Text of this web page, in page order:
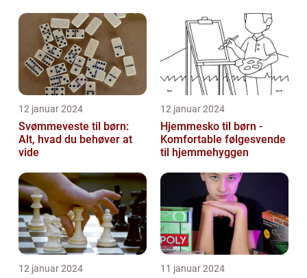
12 januar 2024
Svømmeveste til børn:
Alt, hvad du behøver at
vide
12 januar 2024
Hjemmesko til børn -
Komfortable følgesvende
til hjemmehyggen
12 januar 2024 11 januar 2024